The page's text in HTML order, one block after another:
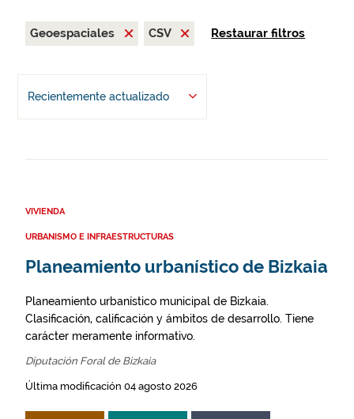
Geoespaciales CSV Restaurar filtros
Recientemente actualizado
VIVIENDA
URBANISMO E INFRAESTRUCTURAS
Planeamiento urbanístico de Bizkaia
Planeamiento urbanístico municipal de Bizkaia.
Clasificación, calificación y ámbitos de desarrollo. Tiene
carácter meramente informativo.
Diputación Foral de Bizkaia
Última modificación 04 agosto 2026